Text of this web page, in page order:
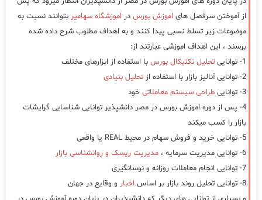
از آموختن سرفصل های اموزش بورس در اموزشگاه سهامیر بتوانند نسبت به
موضوعات زیر تسلط نسبی پیدا کنند و به اهداف مطلوب شرح داده شده
برسند ، این اهداف اموزشی عبارتند از:
1- توانایی
تحلیل تکنیکال بورس با استفاده از ابزارهای مختلف
2- توانایی آنالیز بازار با استفاده از
تحلیل بنیادی
3- توانایی
طراحی سیستم معاملاتی خود
4- پس از دوره اموزش بورس در مصر دانشپذیر توانایی شناسایی گرایشات
بازار را کسب میکند
5- توانایی خرید و فروش سهام در محیط REAL یا واقعی
6- توانایی مدیریت سرمایه ،
مدیریت ریسک و روانشناسی بازار
7- توانایی انجام معاملات روزانه و نوسانگیری
8- توانایی تحلیل روند بازار بر اساس
اخبار و وقایع در جهان